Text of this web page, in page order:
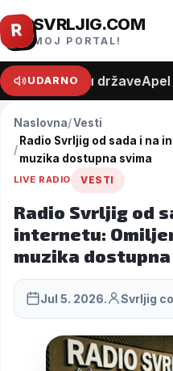
Pređi
na
sadržaj
R SVRLJIG.COM
MOJ PORTAL!
UDARNO
o trošku državeApel
Naslovna Vesti
Radio Svrljig od sada i na
muzika dostupna svima
LIVE RADIO VESTI
Radio Svrljig od
internetu:
muzika
Jul 5. 2026. Svrljig